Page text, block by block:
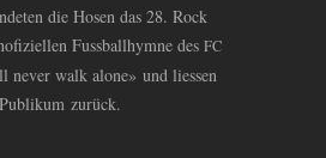
die Hosen das 28. Rock
Fussballhymne des FC
never walk alone» und liessen
zurück.